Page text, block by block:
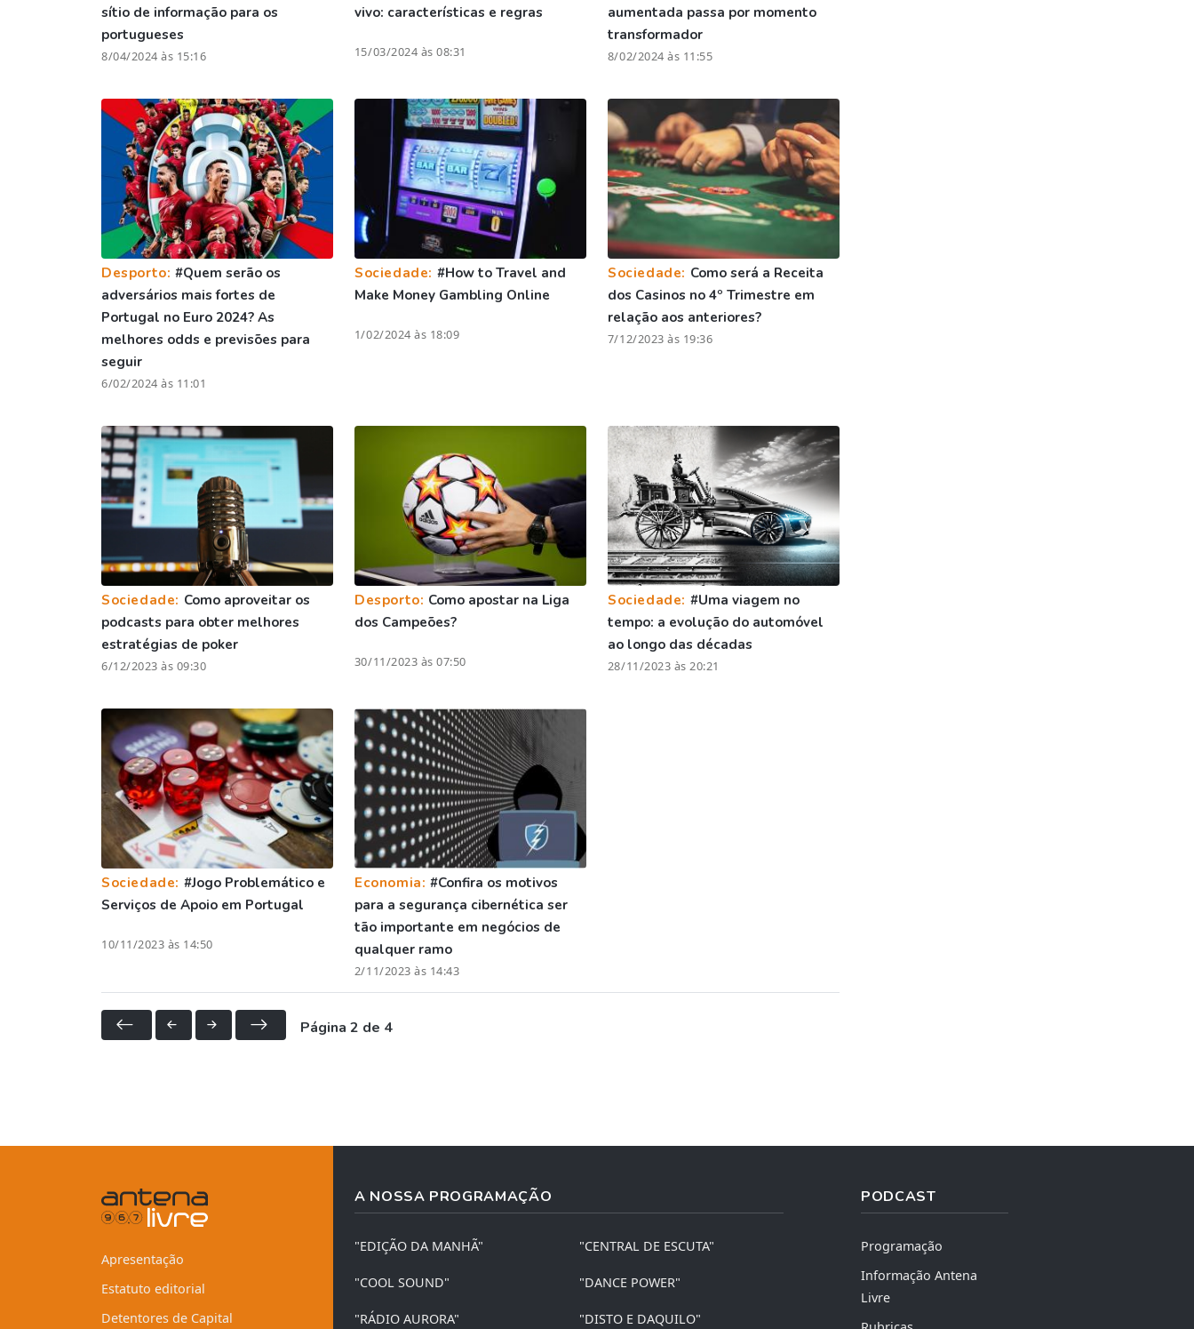
sítio de informação para os
portugueses
8/04/2024 às 15:16
vivo: características e regras
15/03/2024 às 08:31
aumentada passa por momento
transformador
8/02/2024 às 11:55
Desporto:#Quem serão os
adversários mais fortes de
Portugal no Euro 2024? As
melhores odds e previsões para
seguir
6/02/2024 às 11:01
Sociedade: #How to Travel and
Make Money Gambling Online
1/02/2024 às 18:09
Sociedade: Como será a Receita
dos Casinos no 4º Trimestre em
relação aos anteriores?
7/12/2023 às 19:36
Sociedade: Como aproveitar os
podcasts para obter melhores
estratégias de poker
6/12/2023 às 09:30
Desporto: Como apostar na Liga
dos Campeões?
30/11/2023 às 07:50
Sociedade: #Uma viagem no
tempo: a evolução do automóvel
ao longo das décadas
28/11/2023 às 20:21
Sociedade: #Jogo Problemático e
Serviços de Apoio em Portugal
10/11/2023 às 14:50
Economia:#Confira os motivos
para a segurança cibernética ser
tão importante em negócios de
qualquer ramo
2/11/2023 às 14:43
Página 2 de 4
Apresentação
Estatuto editorial
Detentores de Capital
A NOSSA PROGRAMAÇÃO
"EDIÇÃO DA MANHÃ" "CENTRAL DE ESCUTA"
"COOL SOUND" "DANCE POWER"
"RÁDIO AURORA" "DISTO E DAQUILO"
PODCAST
Programação
Informação Antena
Livre